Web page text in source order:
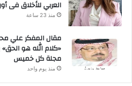
العربي للأخلاق فى
منذ 23 ساعة
مقال المفكر علي
«كلام الله هو الحق»
مجلة كل خميس
منذ يوم واحد